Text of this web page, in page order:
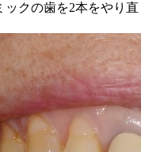
クの歯を2本をやり直